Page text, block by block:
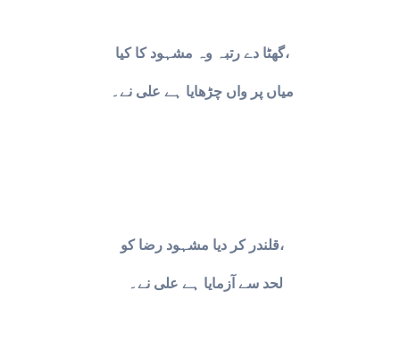
گھٹا دے رتبہ وہ مشہود کا کیا،
میاں پر واں چڑھایا ہے علی نے۔
قلندر کر دیا مشہود رضا کو،
لحد سے آزمایا ہے علی نے۔